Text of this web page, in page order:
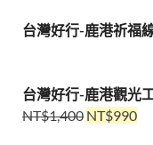
台灣好行-鹿港祈福
台灣好行-鹿港觀光
NT$1,400 NT$990